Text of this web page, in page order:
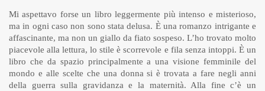
Mi aspettavo forse un libro leggermente più intenso e misterioso,
ma in ogni caso non sono stata delusa. È una romanzo intrigante e
affascinante, ma non un giallo da fiato sospeso. L’ho trovato molto
piacevole alla lettura, lo stile è scorrevole e fila senza intoppi. È un
libro che da spazio principalmente a una visione femminile del
mondo e alle scelte che una donna si è trovata a fare negli anni
della guerra sulla gravidanza e la maternità. Alla fine c’è un